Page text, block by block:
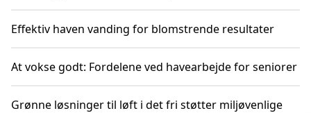
Effektiv haven vanding for blomstrende resultater
At vokse godt: Fordelene ved havearbejde for seniorer
Grønne løsninger til løft i det fri støtter miljøvenlige